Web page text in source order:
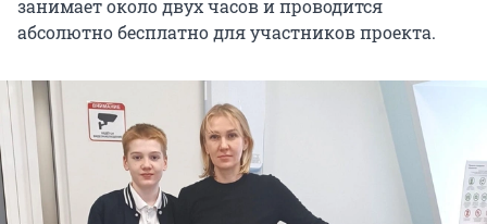
занимает около двух часов и проводится
абсолютно бесплатно для участников проекта.